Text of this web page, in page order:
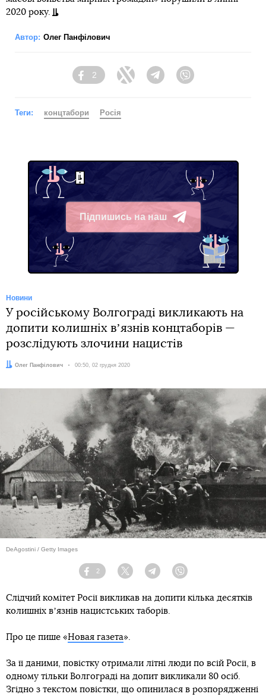
2020 року.
Автор: Олег Панфілович
Facebook
2
Twitter Telegram
Теги: концтабори Росія
Підпишись на наш
Telegram
Новини
У російському Волгограді викликають на
допити колишніх вʼязнів концтаборів —
розслідують злочини нацистів
Автор:
Олег Панфілович Дата:
00:50, 02 грудня 2020
DeAgostini / Getty Images
Facebook
2
Twitter TelegramViber
Слідчий комітет Росії викликав на допити кілька десятків
колишніх вʼязнів нацистських таборів.
Про це пише «Новая газета».
За її даними, повістку отримали літні люди по всій Росії, в
одному тільки Волгограді на допит викликали 80 осіб.
Згідно з текстом повістки, що опинилася в розпорядженні